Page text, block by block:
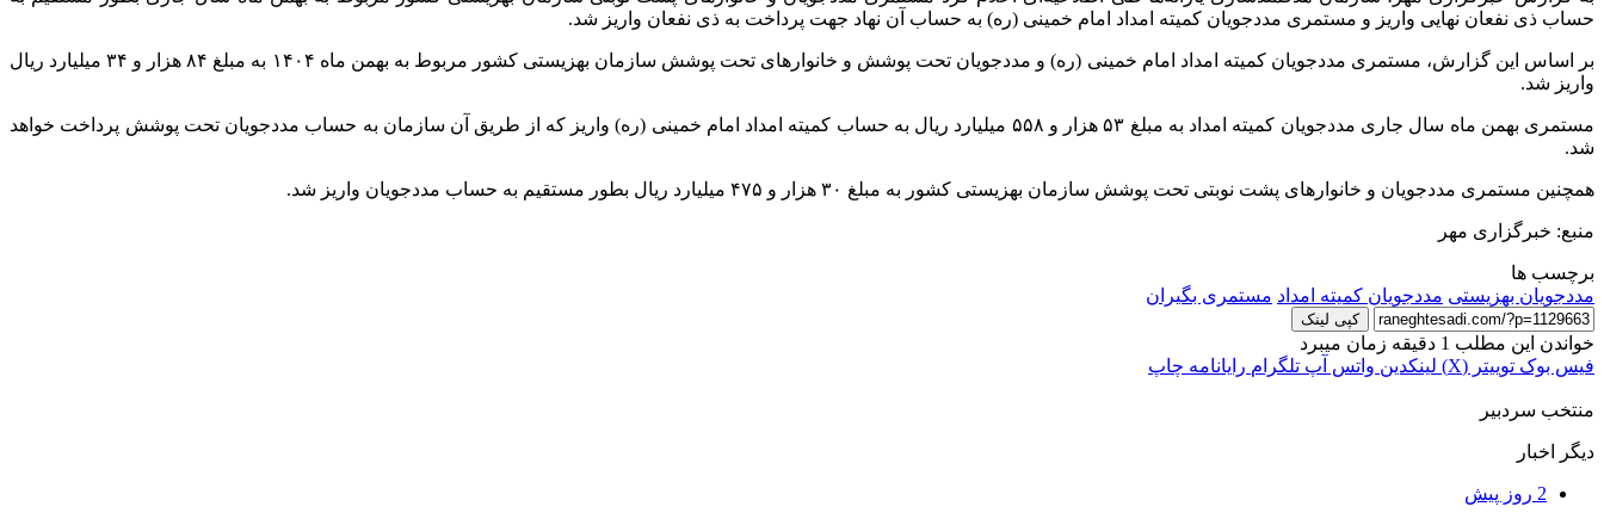
حساب ذی نفعان نهایی واریز و مستمری مددجویان کمیته امداد امام خمینی (ره) به حساب آن نهاد جهت پرداخت به ذی نفعان واریز شد.
بر اساس این گزارش، مستمری مددجویان کمیته امداد امام خمینی (ره) و مددجویان تحت پوشش و خانوارهای تحت پوشش سازمان بهزیستی کشور مربوط به بهمن ماه ۱۴۰۴ به مبلغ ۸۴ هزار و ۳۴ میلیارد ریال
واریز شد.
مستمری بهمن ماه سال جاری مددجویان کمیته امداد به مبلغ ۵۳ هزار و ۵۵۸ میلیارد ریال به حساب کمیته امداد امام خمینی (ره) واریز که از طریق آن سازمان به حساب مددجویان تحت پوشش پرداخت خواهد
شد.
همچنین مستمری مددجویان و خانوارهای پشت نوبتی تحت پوشش سازمان بهزیستی کشور به مبلغ ۳۰ هزار و ۴۷۵ میلیارد ریال بطور مستقیم به حساب مددجویان واریز شد.
منبع: خبرگزاری مهر
برچسب ها
مددجویان بهزیستی مددجویان کمیته امداد مستمری بگیران
کپی لینک
خواندن این مطلب 1 دقیقه زمان میبرد
فیس بوک توییتر (X) لینکدین واتس آپ تلگرام رایانامه چاپ
منتخب سردبیر
دیگر اخبار
2 روز پیش